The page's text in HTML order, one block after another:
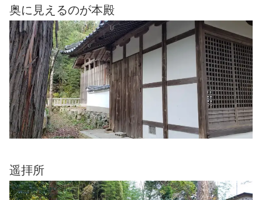
奥に見えるのが本殿
遥拝所